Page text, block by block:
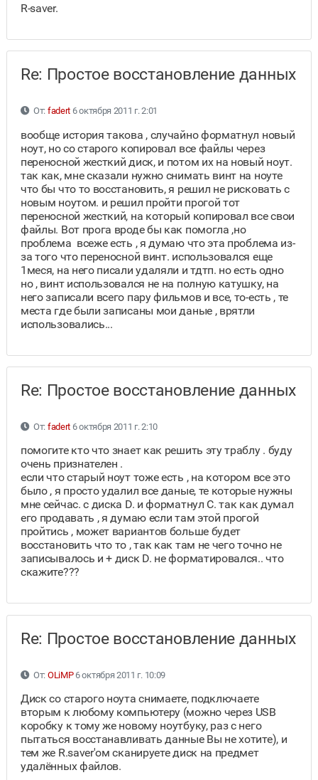
R-saver.
Re: Простое восстановление данных
От: fadert 6 октября 2011 г. 2:01
вообще история такова , случайно форматнул новый
ноут, но со старого копировал все файлы через
переносной жесткий диск, и потом их на новый ноут.
так как, мне сказали нужно снимать винт на ноуте
что бы что то восстановить, я решил не рисковать с
новым ноутом. и решил пройти прогой тот
переносной жесткий, на который копировал все свои
файлы. Вот прога вроде бы как помогла ,но
проблема всеже есть , я думаю что эта проблема из-
за того что переносной винт. использовался еще
1меся, на него писали удаляли и тдтп. но есть одно
но , винт использовался не на полную катушку, на
него записали всего пару фильмов и все, то-есть , те
места где были записаны мои даные , врятли
использовались...
Re: Простое восстановление данных
От: fadert 6 октября 2011 г. 2:10
помогите кто что знает как решить эту траблу . буду
очень признателен .
если что старый ноут тоже есть , на котором все это
было , я просто удалил все даные, те которые нужны
мне сейчас. с диска D. и форматнул C. так как думал
его продавать , я думаю если там этой прогой
пройтись , может вариантов больше будет
восстановить что то , так как там не чего точно не
записывалось и + диск D. не форматировался.. что
скажите???
Re: Простое восстановление данных
От: OLiMP6 октября 2011 г. 10:09
Диск со старого ноута снимаете, подключаете
вторым к любому компьютеру (можно через USB
коробку к тому же новому ноутбуку, раз с него
пытаться восстанавливать данные Вы не хотите), и
тем же R.saver'ом сканируете диск на предмет
удалённых файлов.